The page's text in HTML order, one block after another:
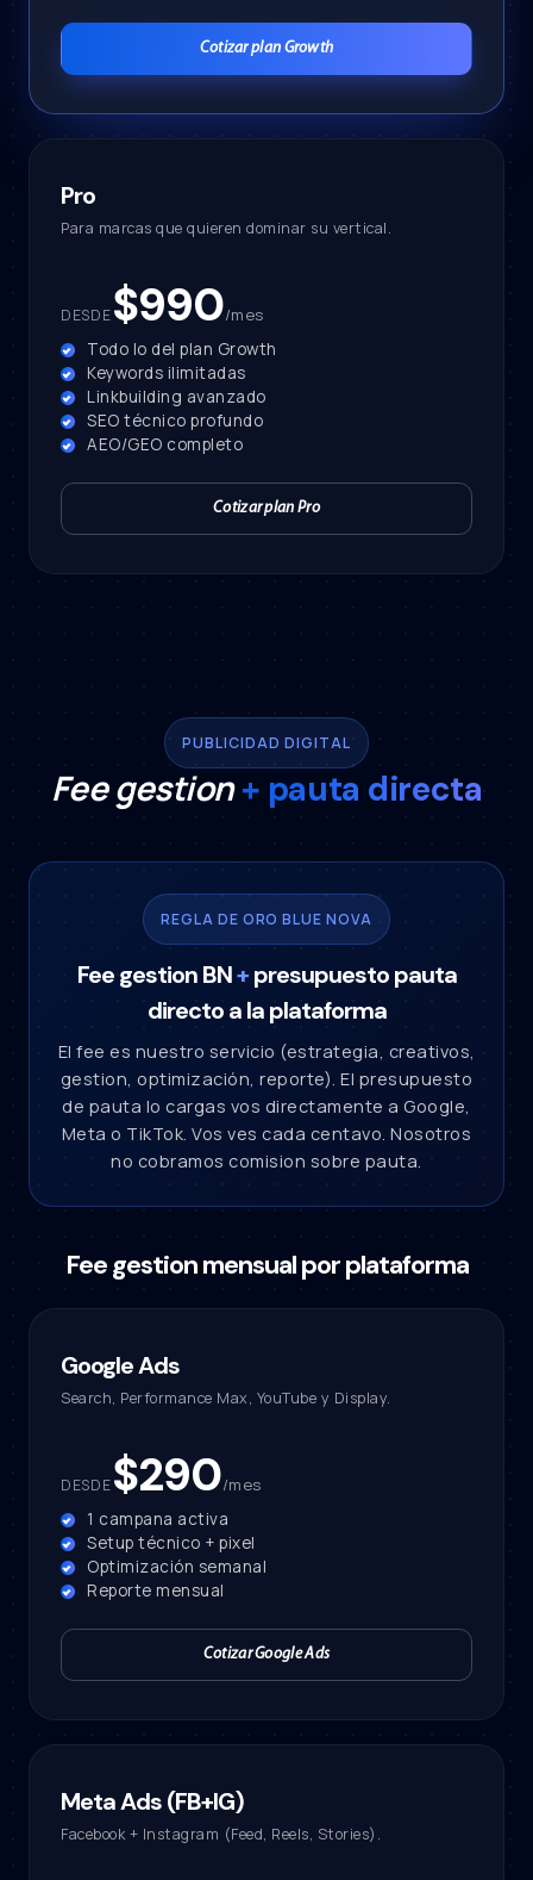
Cotizar plan Growth
Pro
Para marcas que quieren dominar su vertical.
DESDE$990/mes
Todo lo del plan Growth
Keywords ilimitadas
Linkbuilding avanzado
SEO técnico profundo
AEO/GEO completo
Cotizar plan Pro
PUBLICIDAD DIGITAL
Fee gestion+ pauta directa
REGLA DE ORO BLUE NOVA
Fee gestion BN+presupuesto pauta
directo a la plataforma
El fee es nuestro servicio (estrategia, creativos,
gestion, optimización, reporte). El presupuesto
de pauta lo cargas vos directamente a Google,
Meta o TikTok. Vos ves cada centavo. Nosotros
no cobramos comision sobre pauta.
Fee gestion mensual por plataforma
Google Ads
Search, Performance Max, YouTube y Display.
DESDE$290/mes
1 campana activa
Setup técnico + pixel
Optimización semanal
Reporte mensual
Cotizar Google Ads
Meta Ads (FB+IG)
Facebook + Instagram (Feed, Reels, Stories).